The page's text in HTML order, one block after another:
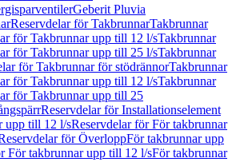
Geberit Pluvia
Reservdelar för TakbrunnarTakbrunnar
för Takbrunnar upp till 12 l/sTakbrunnar
för Takbrunnar upp till 25 l/sTakbrunnar
för Takbrunnar för stödrännorTakbrunnar
för Takbrunnar upp till 12 l/sTakbrunnar
för Takbrunnar upp till 25
Reservdelar för Installationselement
upp till 12 l/sReservdelar för För takbrunnar
för ÖverloppFör takbrunnar upp
För takbrunnar upp till 12 l/sFör takbrunnar